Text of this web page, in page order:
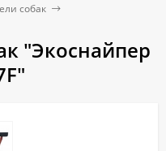
собак
"Экоснайпер